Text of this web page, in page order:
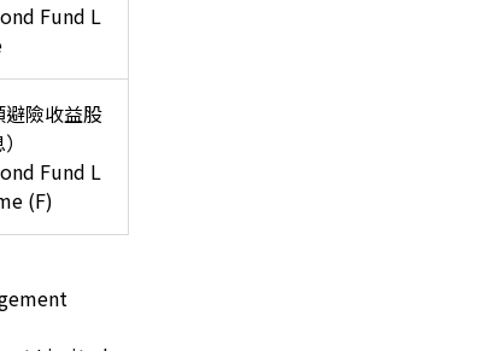
Fund L
險收益股
Fund L
(F)